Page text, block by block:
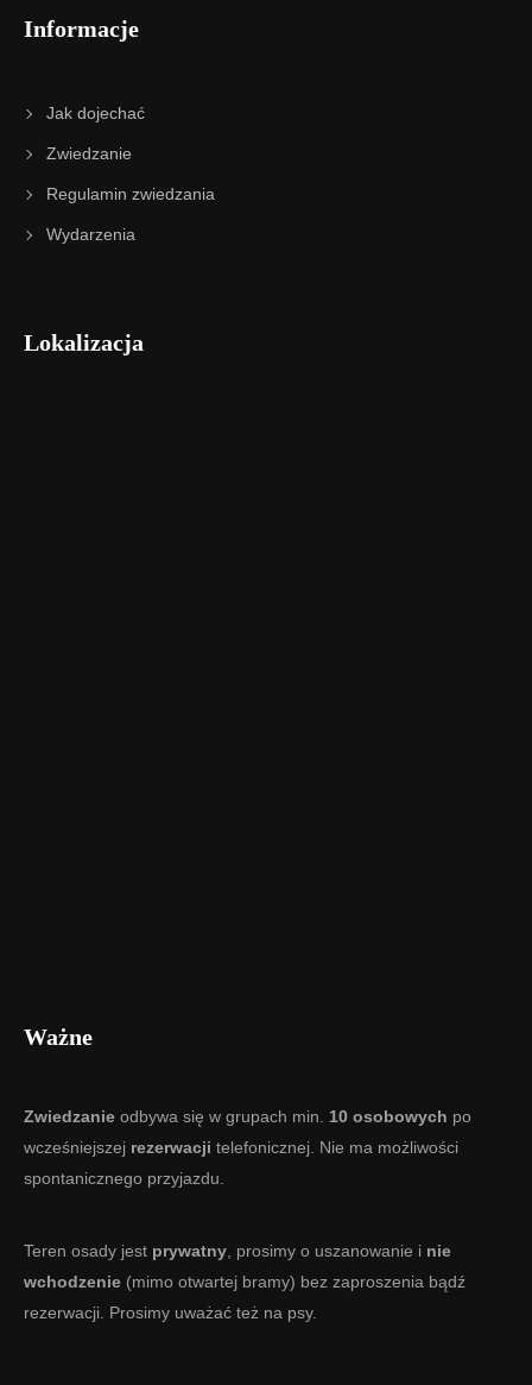
Informacje
Jak dojechać
Zwiedzanie
Regulamin zwiedzania
Wydarzenia
Lokalizacja
Ważne
Zwiedzanie odbywa się w grupach min. 10 osobowych po
wcześniejszej rezerwacji telefonicznej. Nie ma możliwości
spontanicznego przyjazdu.
Teren osady jest prywatny , prosimy o uszanowanie i nie
wchodzenie (mimo otwartej bramy) bez zaproszenia bądź
rezerwacji. Prosimy uważać też na psy.